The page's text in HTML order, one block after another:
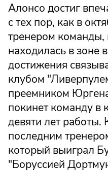
Алонсо достиг
с тех пор, как в
тренером команды,
находилась в зоне
достижения
клубом
преемником
покинет команду в
девяти лет работы.
последним
который выиграл
"Боруссией